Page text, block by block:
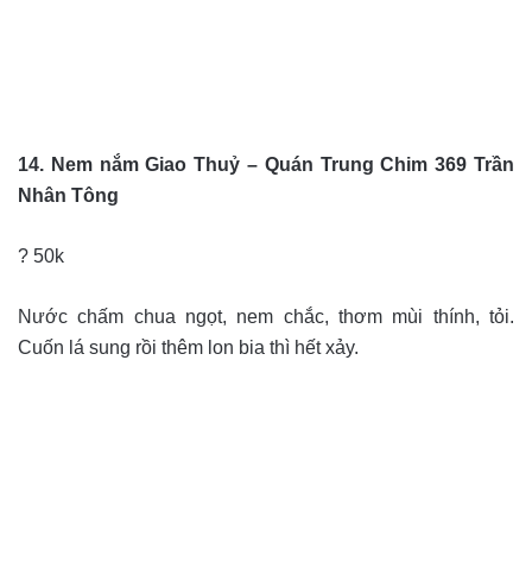
14. Nem nắm Giao Thuỷ – Quán Trung Chim 369 Trần
Nhân Tông
? 50k
Nước chấm chua ngọt, nem chắc, thơm mùi thính, tỏi.
Cuốn lá sung rồi thêm lon bia thì hết xảy.